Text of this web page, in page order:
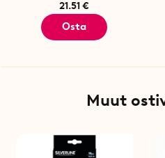
21.51 €
Osta
Muut